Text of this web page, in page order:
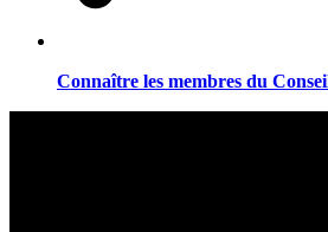
Connaître les membres du